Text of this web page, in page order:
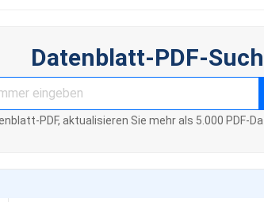
Datenblatt-PDF-
PDF, aktualisieren Sie mehr als 5.000 PDF-